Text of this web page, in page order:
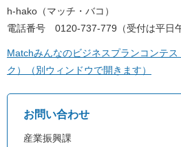
h-hako（マッチ・バコ）
電話番号 0120-737-779（受付は平日
Matchみんなのビジネスプランコンテ
ク）（別ウィンドウで開きます）
お問い合わせ
産業振興課